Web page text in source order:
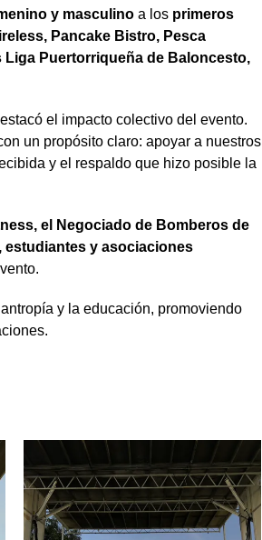
y masculino a los primeros
Pancake Bistro, Pesca
Liga Puertorriqueña de Baloncesto,
el impacto colectivo del evento.
un propósito claro: apoyar a nuestros
y el respaldo que hizo posible la
el Negociado de Bomberos de
y asociaciones
y la educación, promoviendo